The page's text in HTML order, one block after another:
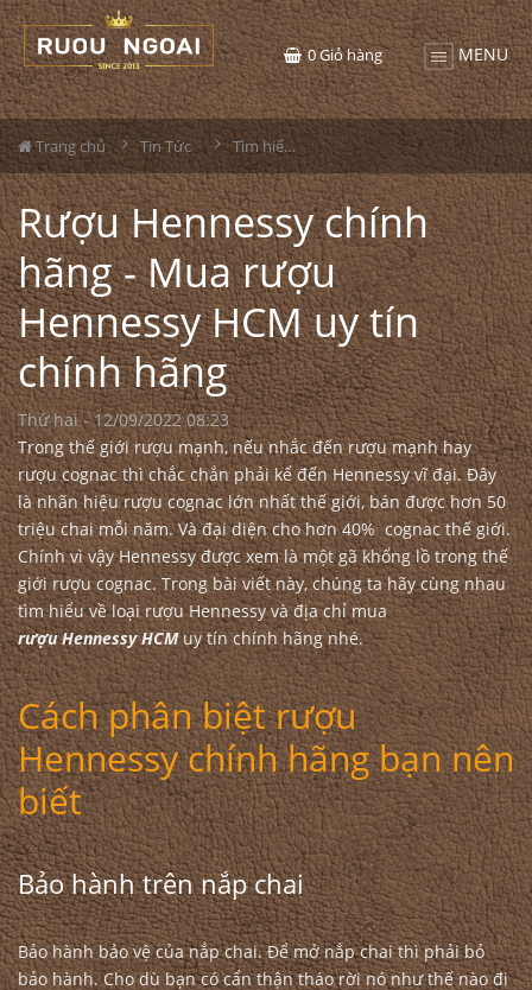
MENU
0Giỏ hàng
Trang chủ Tin Tức Tìm hiểu về rượu
Rượu Hennessy chính
hãng - Mua rượu
Hennessy HCM uy tín
chính hãng
Thứ hai - 12/09/2022 08:23
Trong thế giới rượu mạnh, nếu nhắc đến rượu mạnh hay
rượu cognac thì chắc chắn phải kể đến Hennessy vĩ đại. Đây
là nhãn hiệu rượu cognac lớn nhất thế giới, bán được hơn 50
triệu chai mỗi năm. Và đại diện cho hơn 40% cognac thế giới.
Chính vì vậy Hennessy được xem là một gã khổng lồ trong thế
giới rượu cognac. Trong bài viết này, chúng ta hãy cùng nhau
tìm hiểu về loại rượu Hennessy và địa chỉ mua
rượu Hennessy HCMuy tín chính hãng nhé.
Cách phân biệt rượu
Hennessy chính hãng bạn nên
biết
Bảo hành trên nắp chai
Bảo hành bảo vệ của nắp chai. Để mở nắp chai thì phải bỏ
bảo hành. Cho dù bạn có cẩn thận tháo rời nó như thế nào đi